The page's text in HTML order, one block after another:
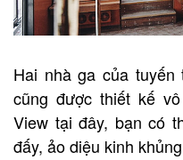
Hai nhà ga của
cũng được thiết kế
View tại đây, bạn có
đấy, ảo diệu kinh